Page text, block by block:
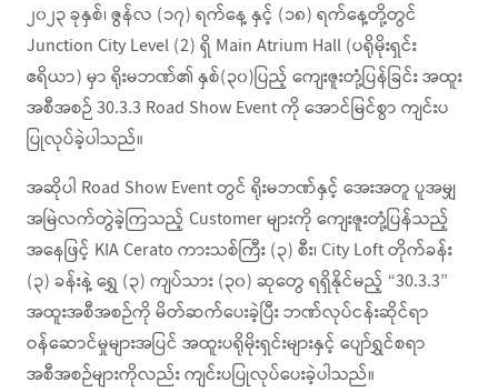
၂၀၂၃ ခုနှစ်၊ ဇွန်လ (၁၇) ရက်နေ့ နှင့် (၁၈) ရက်နေ့တို့တွင်
Junction City Level (2) ရှိ Main Atrium Hall (ပရိုမိုးရှင်း
ဧရိယာ) မှာ ရိုးမဘဏ်၏ နှစ်(၃၀)ပြည့် ကျေးဇူးတုံ့ပြန်ခြင်း အထူး
အစီအစဉ် 30.3.3 Road Show Event ကို အောင်မြင်စွာ ကျင်းပ
ပြုလုပ်ခဲ့ပါသည်။
အဆိုပါ Road Show Event တွင် ရိုးမဘဏ်နှင့် အေးအတူ ပူအမျှ
အမြဲလက်တွဲခဲ့ကြသည့် Customer များကို ကျေးဇူးတုံ့ပြန်သည့်
အနေဖြင့် KIA Cerato ကားသစ်ကြီး (၃) စီး၊ City Loft တိုက်ခန်း
(၃) ခန်းနဲ့ ရွှေ (၃) ကျပ်သား (၃၀) ဆုတွေ ရရှိနိုင်မည့် “30.3.3”
အထူးအစီအစဉ်ကို မိတ်ဆက်ပေးခဲ့ပြီး ဘဏ်လုပ်ငန်းဆိုင်ရာ
ဝန်ဆောင်မှုများအပြင် အထူးပရိုမိုးရှင်းများနှင့် ပျော်ရွှင်စရာ
အစီအစဉ်များကိုလည်း ကျင်းပပြုလုပ်ပေးခဲ့ပါသည်။